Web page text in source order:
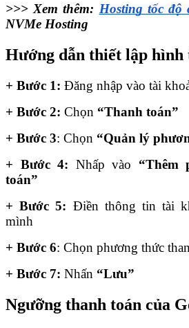
>>> Xem thêm: Hosting tốc độ
NVMe Hosting
Hướng dẫn thiết lập hình
+ Bước 1: Đăng nhập vào tài
+ Bước 2: Chọn “Thanh toán”
+ Bước 3: Chọn “Quản lý
+ Bước 4: Nhấp vào “Thêm
toán”
+Bước 5: Điền thông tin tài
mình
+ Bước 6: Chọn phương thức
+ Bước 7: Nhấn “Lưu”
Ngưỡng thanh toán của